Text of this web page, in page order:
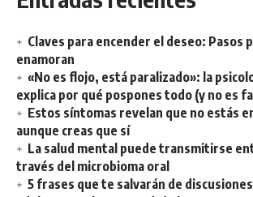
Claves para encender el deseo: Pasos
enamoran
«No es flojo, está paralizado»: la
explica por qué pospones todo (y no es
Estos síntomas revelan que no estás
aunque creas que sí
La salud mental puede transmitirse
través del microbioma oral
5 frases que te salvarán de